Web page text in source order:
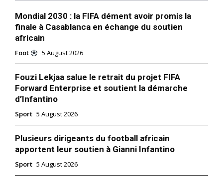
Mondial 2030 : la FIFA dément avoir promis la
finale à Casablanca en échange du soutien
africain
Foot 5 August 2026
Fouzi Lekjaa salue le retrait du projet FIFA
Forward Enterprise et soutient la démarche
d’Infantino
Sport 5 August 2026
Plusieurs dirigeants du football africain
apportent leur soutien à Gianni Infantino
Sport 5 August 2026